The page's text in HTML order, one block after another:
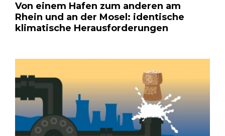
Von einem Hafen zum anderen am
Rhein und an der Mosel: identische
klimatische Herausforderungen